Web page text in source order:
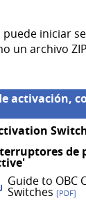
iniciar
un archivo
activación,
de
Guide to OBC
Switches [PDF]